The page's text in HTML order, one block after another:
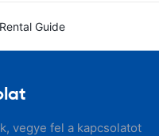
Guide
vegye fel a kapcsolatot